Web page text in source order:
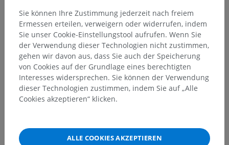
Anatomie des Menschen 1
Systematische Anatomie> Nervensystem>
Zentraler Abschnitt; Zentralnervensystem >
Rückenmark> Endventrikel
Darunterliegende Strukturen: Für dieses anatomische
Teil gibt es keine zugehörigen Strukturen
Anatomie des Menschen
Sie können Ihre Zustimmung jederzeit nach freiem
Ermessen erteilen, verweigern oder widerrufen, indem
Sie unser Cookie-Einstellungstool aufrufen. Wenn Sie
der Verwendung dieser Technologien nicht zustimmen,
gehen wir davon aus, dass Sie auch der Speicherung
von Cookies auf der Grundlage eines berechtigten
Interesses widersprechen. Sie können der Verwendung
dieser Technologien zustimmen, indem Sie auf „Alle
Cookies akzeptieren“ klicken.
ALLE COOKIES AKZEPTIEREN